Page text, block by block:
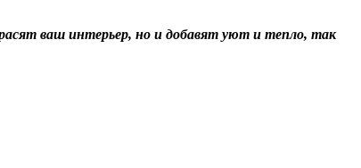
ваш интерьер, но и добавят уют и тепло, так